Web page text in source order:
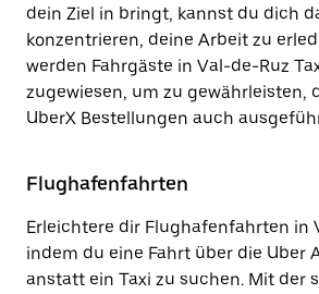
dein Ziel in bringt, kannst du dich
konzentrieren, deine Arbeit zu
werden Fahrgäste in Val-de-Ruz
zugewiesen, um zu gewährleisten,
UberX Bestellungen auch
Flughafenfahrten
Erleichtere dir Flughafenfahrten in
indem du eine Fahrt über die Uber
anstatt ein Taxi zu suchen. Mit der